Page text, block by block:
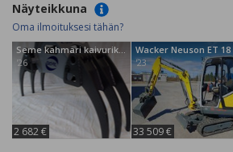
Näyteikkuna
Oma ilmoituksesi tähän?
'26
2 682 €
Wacker Neuson ET 18
'23
33 509 €